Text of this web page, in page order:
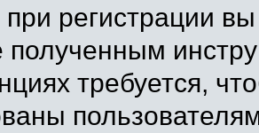
при регистрации
полученным
требуется,